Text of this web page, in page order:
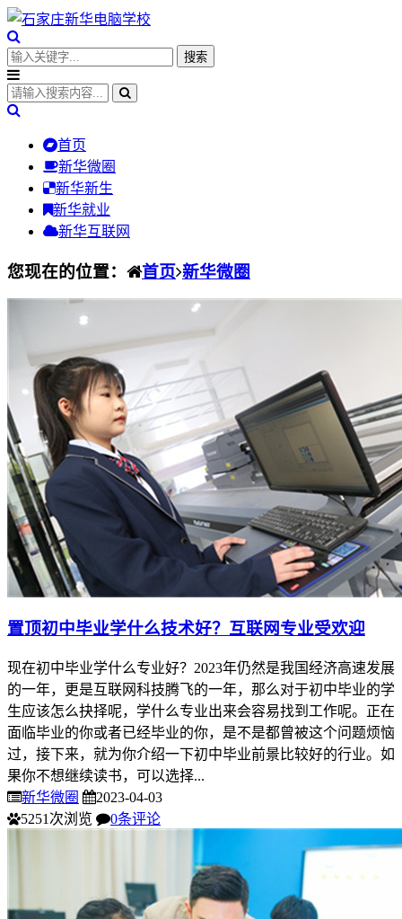
首页
新华微圈
新华新生
新华就业
新华互联网
您现在的位置： 首页 新华微圈
置顶初中毕业学什么技术好？互联网专业受欢迎
现在初中毕业学什么专业好？2023年仍然是我国经济高速发展
的一年，更是互联网科技腾飞的一年，那么对于初中毕业的学
生应该怎么抉择呢，学什么专业出来会容易找到工作呢。正在
面临毕业的你或者已经毕业的你，是不是都曾被这个问题烦恼
过，接下来，就为你介绍一下初中毕业前景比较好的行业。如
果你不想继续读书，可以选择...
新华微圈
2023-04-03
5251次浏览
0条评论